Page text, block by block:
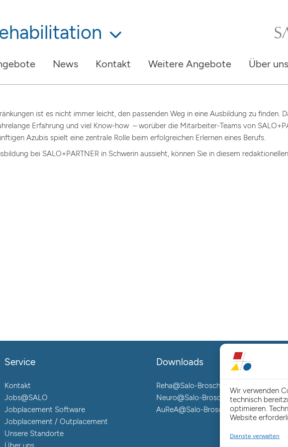
Wir verwenden
technisch
optimieren.
Website
Dienste verwalten
News Kontakt Weitere Angebote Über uns
ist es nicht immer leicht, den passenden Weg in eine Ausbildung zu finden.
Erfahrung und viel Know-how – worüber die Mitarbeiter-Teams von
Azubis spielt eine zentrale Rolle beim erfolgreichen Erlernen eines Berufs.
bei SALO+PARTNER in Schwerin aussieht, können Sie in diesem
Service
Kontakt
Jobs@SALO
Jobplacement Software
Jobplacement / Outplacement
Unsere Standorte
Downloads
Reha@Salo-Broschüre
Neuro@Salo-Broschüre
AuReA@Salo-Broschüre